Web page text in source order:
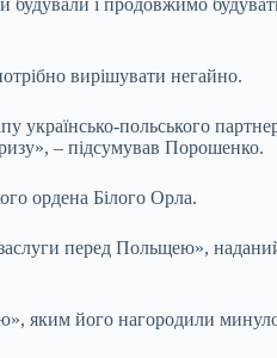
будували і продовжимо
вирішувати негайно.
українсько-польського
– підсумував Порошенко.
ордена Білого Орла.
перед Польщею»,
яким його нагородили